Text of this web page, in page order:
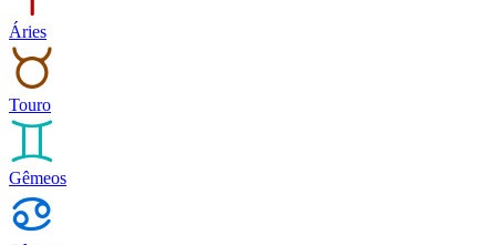
Áries
Touro
Gêmeos